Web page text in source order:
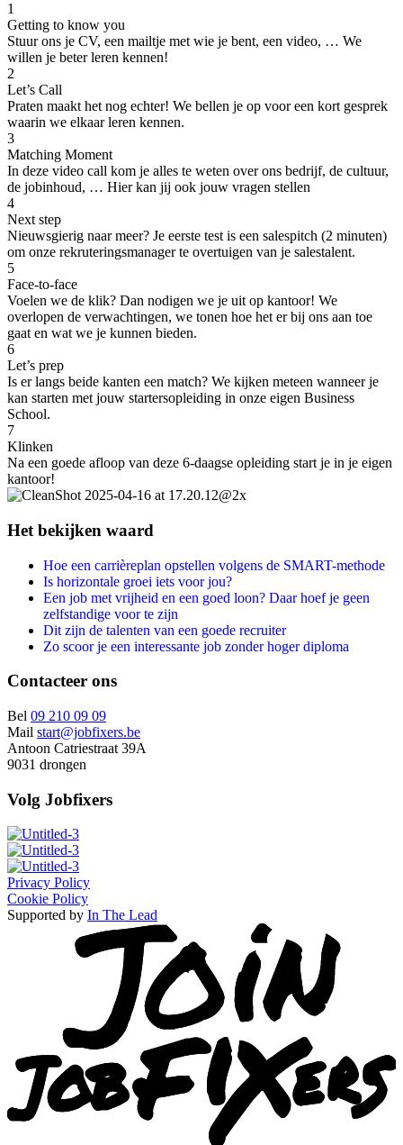
1
Getting to know you
Stuur ons je CV, een mailtje met wie je bent, een video, … We
willen je beter leren kennen!
2
Let’s Call
Praten maakt het nog echter! We bellen je op voor een kort gesprek
waarin we elkaar leren kennen.
3
Matching Moment
In deze video call kom je alles te weten over ons bedrijf, de cultuur,
de jobinhoud, … Hier kan jij ook jouw vragen stellen
4
Next step
Nieuwsgierig naar meer? Je eerste test is een salespitch (2 minuten)
om onze rekruteringsmanager te overtuigen van je salestalent.
5
Face-to-face
Voelen we de klik? Dan nodigen we je uit op kantoor! We
overlopen de verwachtingen, we tonen hoe het er bij ons aan toe
gaat en wat we je kunnen bieden.
6
Let’s prep
Is er langs beide kanten een match? We kijken meteen wanneer je
kan starten met jouw startersopleiding in onze eigen Business
School.
7
Klinken
Na een goede afloop van deze 6-daagse opleiding start je in je eigen
kantoor!
Het bekijken waard
Hoe een carrièreplan opstellen volgens de SMART-methode
Is horizontale groei iets voor jou?
Een job met vrijheid en een goed loon? Daar hoef je geen
zelfstandige voor te zijn
Dit zijn de talenten van een goede recruiter
Zo scoor je een interessante job zonder hoger diploma
Contacteer ons
Bel 09 210 09 09
Mail start@jobfixers.be
Antoon Catriestraat 39A
9031 drongen
Volg Jobfixers
Privacy Policy
Cookie Policy
Supported by In The Lead